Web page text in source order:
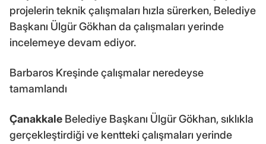
projelerin teknik çalışmaları hızla sürerken, Belediye
Başkanı Ülgür Gökhan da çalışmaları yerinde
incelemeye devam ediyor.
Barbaros Kreşinde çalışmalar neredeyse
tamamlandı
Çanakkale Belediye Başkanı Ülgür Gökhan, sıklıkla
gerçekleştirdiği ve kentteki çalışmaları yerinde